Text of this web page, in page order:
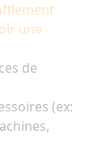
une
de
(ex: